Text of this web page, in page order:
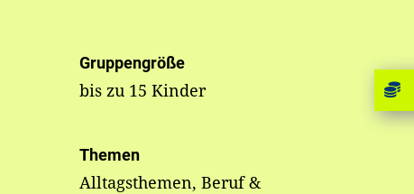
Gruppengröße
bis zu 15 Kinder
Themen
Alltagsthemen, Beruf &